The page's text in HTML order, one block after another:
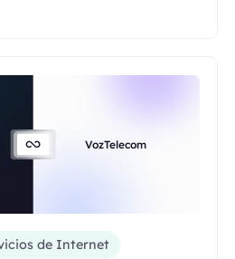
VozTelecom
de Internet